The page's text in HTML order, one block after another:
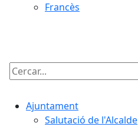
Francès
Cercar:
Ajuntament
Salutació de l'Alcalde